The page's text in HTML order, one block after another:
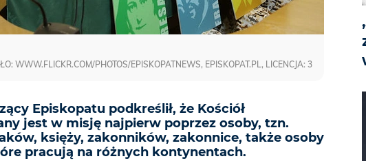
Episkopatu podkreślił, że Kościół
jest w misję najpierw poprzez osoby, tzn.
księży, zakonników, zakonnice, także osoby
pracują na różnych kontynentach.
WWW.FLICKR.COM/PHOTOS/EPISKOPATNEWS, EPISKOPAT.PL, LICENCJA: 3